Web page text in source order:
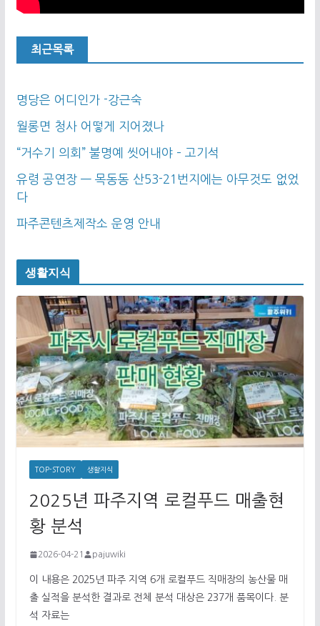
최근목록
명당은 어디인가 -강근숙
월롱면 청사 어떻게 지어졌나
“거수기 의회” 불명예 씻어내야 – 고기석
유령 공연장 — 목동동 산53-21번지에는 아무것도 없었
다
파주콘텐츠제작소 운영 안내
생활지식
TOP-STORY 생활지식
2025년 파주지역 로컬푸드 매출현
황 분석
2026-04-21 pajuwiki
이 내용은 2025년 파주 지역 6개 로컬푸드 직매장의 농산물 매
출 실적을 분석한 결과로 전체 분석 대상은 237개 품목이다. 분
석 자료는